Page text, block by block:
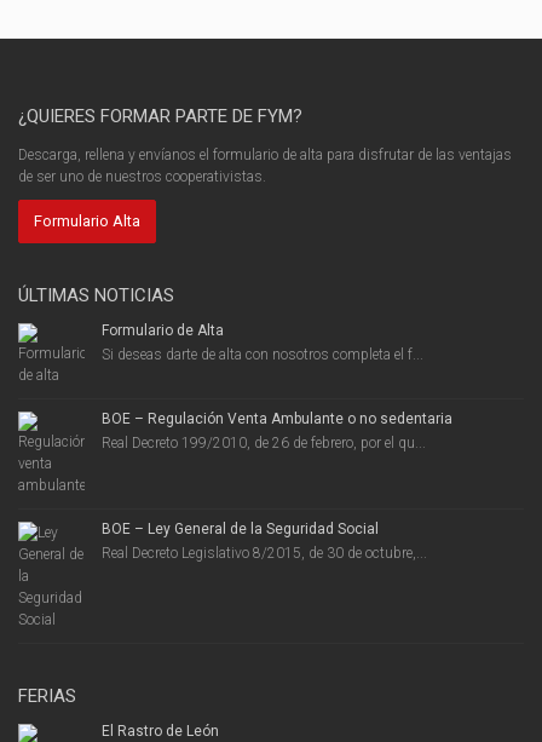
¿QUIERES FORMAR PARTE DE FYM?
Descarga, rellena y envíanos el formulario de alta para disfrutar de las ventajas
de ser uno de nuestros cooperativistas.
Formulario Alta
ÚLTIMAS NOTICIAS
Formulario de Alta
Si deseas darte de alta con nosotros completa el f...
BOE – Regulación Venta Ambulante o no sedentaria
Real Decreto 199/2010, de 26 de febrero, por el qu...
BOE – Ley General de la Seguridad Social
Real Decreto Legislativo 8/2015, de 30 de octubre,...
FERIAS
El Rastro de León